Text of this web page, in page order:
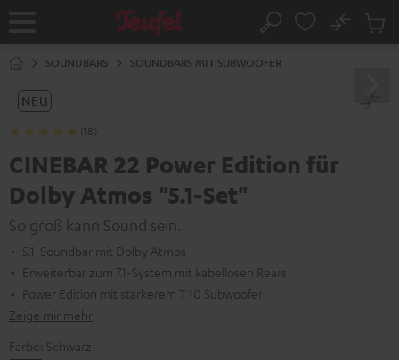
Startseite Suche
No
SOUNDBARS SOUNDBARS MIT SUBWOOFER
NEU
(18)
CINEBAR 22 Power Edition für
Dolby Atmos "5.1-Set"
So groß kann Sound sein.
5.1-Soundbar mit Dolby Atmos
Erweiterbar zum 7.1-System mit kabellosen Rears
Power Edition mit stärkerem T 10 Subwoofer
Zeige mir mehr
Farbe: Schwarz